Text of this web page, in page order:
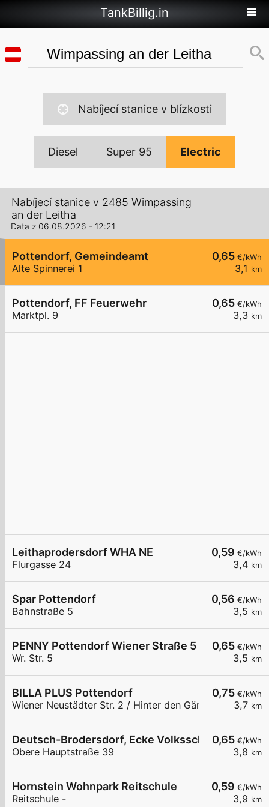
TankBillig.in
Nabíjecí stanice v blízkosti
Diesel Super 95 Electric
Nabíjecí stanice v 2485 Wimpassing
an der Leitha
Data z 06.08.2026 - 12:21
0,65 €/kWh
3,1 km
Pottendorf, Gemeindeamt
Alte Spinnerei 1
0,65 €/kWh
3,3 km
Pottendorf, FF Feuerwehr
Marktpl. 9
0,59 €/kWh
3,4 km
Leithaprodersdorf WHA NE
Flurgasse 24
0,56 €/kWh
3,5 km
Spar Pottendorf
Bahnstraße 5
0,65 €/kWh
3,5 km
PENNY Pottendorf Wiener Straße 5
Wr. Str. 5
0,75 €/kWh
3,7 km
BILLA PLUS Pottendorf
Wiener Neustädter Str. 2 / Hinter den Gärten
0,65 €/kWh
3,8 km
Deutsch-Brodersdorf, Ecke Volksschule
Obere Hauptstraße 39
0,59 €/kWh
3,9 km
Hornstein Wohnpark Reitschule
Reitschule -